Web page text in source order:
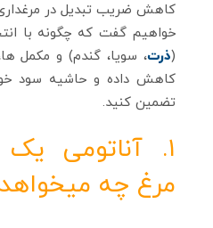
کاهش ضریب تبدیل در
خواهیم گفت که چگونه با
(ذرت، سویا، گندم) و مکمل‌
کاهش داده و حاشیه سود خود
تضمین کنید.
۱. آناتومی
مرغ چه